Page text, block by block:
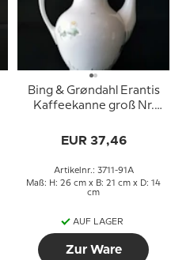
Bing & Grøndahl Erantis
Kaffeekanne groß Nr.
EUR 37,46
Artikelnr.: 3711-91A
Maß: H: 26 cm x B: 21 cm x D: 14
cm
AUF LAGER
Zur Ware